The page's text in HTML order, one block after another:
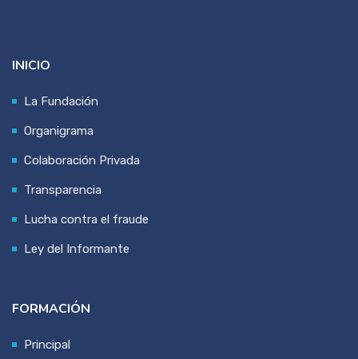
INICIO
La Fundación
Organigrama
Colaboración Privada
Transparencia
Lucha contra el fraude
Ley del Informante
FORMACIÓN
Principal